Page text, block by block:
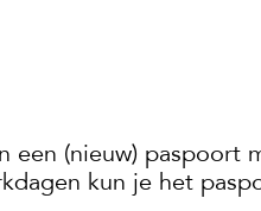
een (nieuw) paspoort
kun je het